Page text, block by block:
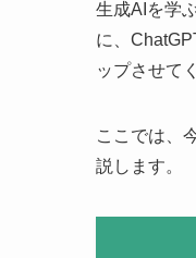
生成AIを学
に、
ップさせて
ここでは、
説します。